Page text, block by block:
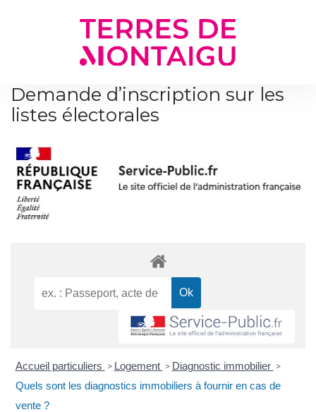
Demande d’inscription sur les
listes électorales
Accueil particuliers > Logement > Diagnostic immobilier >
Quels sont les diagnostics immobiliers à fournir en cas de
vente ?